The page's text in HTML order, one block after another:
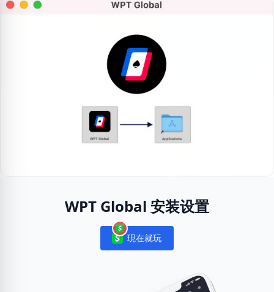
WPT Global 安装设置
Notifications
現在就玩